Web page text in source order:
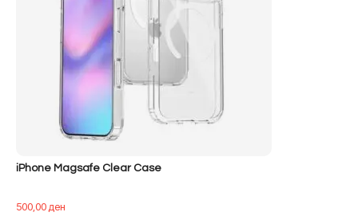
iPhone Magsafe Clear Case
500,00ден